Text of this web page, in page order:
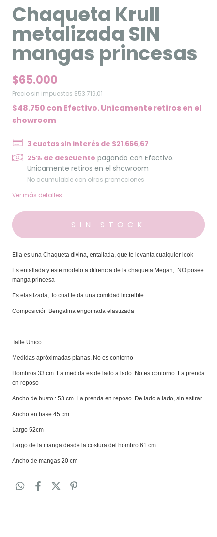
Chaqueta Krull
metalizada SIN
mangas princesas
$65.000
Precio sin impuestos $53.719,01
$48.750 con Efectivo. Unicamente retiros en el
showroom
3 cuotas sin interés de $21.666,67
25% de descuento pagando con Efectivo.
Unicamente retiros en el showroom
No acumulable con otras promociones
Ver más detalles
Ella es una Chaqueta divina, entallada, que te levanta cualquier look
Es entallada y este modelo a difrencia de la chaqueta Megan, NO posee
manga princesa
Es elastizada, lo cual le da una comidad increible
Composición Bengalina engomada elastizada
Talle Unico
Medidas apróximadas planas. No es contorno
Hombros 33 cm. La medida es de lado a lado. No es contorno. La prenda
en reposo
Ancho de busto : 53 cm. La prenda en reposo. De lado a lado, sin estirar
Ancho en base 45 cm
Largo 52cm
Largo de la manga desde la costura del hombro 61 cm
Ancho de mangas 20 cm